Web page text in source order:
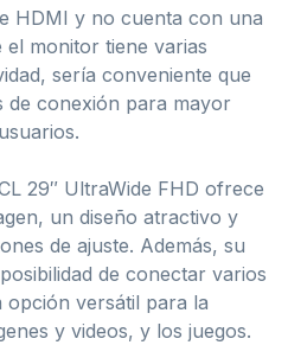
HDMI y no cuenta con una
monitor tiene varias
sería conveniente que
de conexión para mayor
29″ UltraWide FHD ofrece
un diseño atractivo y
de ajuste. Además, su
de conectar varios
opción versátil para la
y videos, y los juegos.